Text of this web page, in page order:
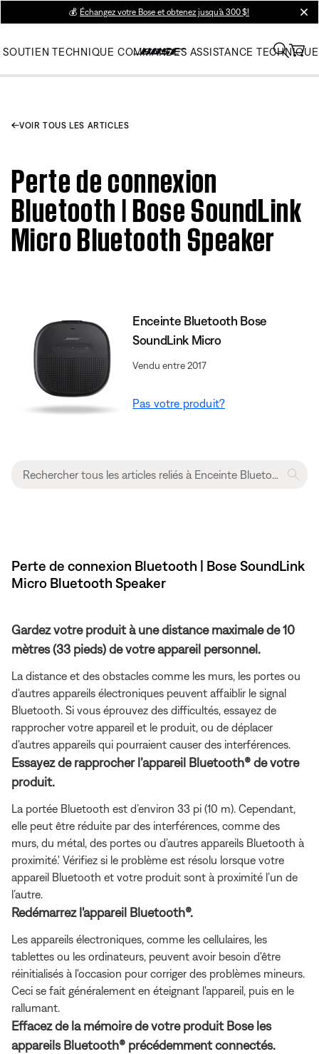
💰 Échangez votre Bose et obtenez jusqu’à 300 $!
SOUTIEN TECHNIQUE COMMANDES ASSISTANCE TECHNIQUE
VOIR TOUS LES ARTICLES
Perte de connexion
Bluetooth | Bose SoundLink
Micro Bluetooth Speaker
Enceinte Bluetooth Bose
SoundLink Micro
Vendu entre 2017
Pas votre produit?
Perte de connexion Bluetooth | Bose SoundLink
Micro Bluetooth Speaker
Gardez votre produit à une distance maximale de 10
mètres (33 pieds) de votre appareil personnel.
La distance et des obstacles comme les murs, les portes ou
d'autres appareils électroniques peuvent affaiblir le signal
Bluetooth. Si vous éprouvez des difficultés, essayez de
rapprocher votre appareil et le produit, ou de déplacer
d'autres appareils qui pourraient causer des interférences.
Essayez de rapprocher l’appareil Bluetooth® de votre
produit.
La portée Bluetooth est d’environ 33 pi (10 m). Cependant,
elle peut être réduite par des interférences, comme des
murs, du métal, des portes ou d’autres appareils Bluetooth à
proximité.' Vérifiez si le problème est résolu lorsque votre
appareil Bluetooth et votre produit sont à proximité l’un de
l’autre.
Redémarrez l'appareil Bluetooth®.
Les appareils électroniques, comme les cellulaires, les
tablettes ou les ordinateurs, peuvent avoir besoin d'être
réinitialisés à l'occasion pour corriger des problèmes mineurs.
Ceci se fait généralement en éteignant l'appareil, puis en le
rallumant.
Effacez de la mémoire de votre produit Bose les
appareils Bluetooth® précédemment connectés.